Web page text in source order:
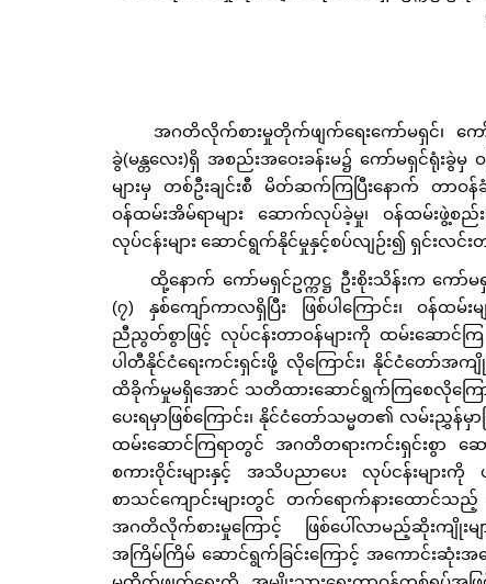
အဂတိလိုက်စားမှုတိုက်ဖျက်ရေးကော်မရှင်၊ ကေ
ခွဲ(မန္တလေး)ရှိ အစည်းအဝေးခန်းမ၌ ကော်မရှင်ရုံး
များမှ တစ်ဦးချင်းစီ မိတ်ဆက်ကြပြီးနောက် တာ
ဝန်ထမ်းအိမ်ရာများ ဆောက်လုပ်ခဲ့မှု၊ ဝန်ထမ်းဖွဲ့စည်
လုပ်ငန်းများ ဆောင်ရွက်နိုင်မှုနှင့်စပ်လျဉ်း၍ ရှင်းလင်း
ထို့နောက် ကော်မရှင်ဥက္ကဋ္ဌ ဦးစိုးသိန်းက ကော်
(၇) နှစ်ကျော်ကာလရှိပြီး ဖြစ်ပါကြောင်း၊ ဝန်ထမ်
ညီညွတ်စွာဖြင့် လုပ်ငန်းတာဝန်များကို ထမ်းဆောင်က
ပါတီနိုင်ငံရေးကင်းရှင်းဖို့ လိုကြောင်း၊ နိုင်ငံတော်အက
ထိခိုက်မှုမရှိအောင် သတိထားဆောင်ရွက်ကြစေလိုကြေ
ပေးရမှာဖြစ်ကြောင်း၊ နိုင်ငံ‌တော်သမ္မတ၏ လမ်းညွှန်မှ
ထမ်းဆောင်ကြရာတွင် အဂတိတရားကင်းရှင်းစွာ
စကားဝိုင်းများနှင့် အသိပညာပေး လုပ်ငန်းများ
စာသင်ကျောင်းများတွင် တက်ရောက်နားထောင်သည့်
အဂတိလိုက်စားမှုကြောင့် ဖြစ်ပေါ်လာမည့်ဆိုးကျို
အကြိမ်ကြိမ် ဆောင်ရွက်ခြင်းကြောင့် အကောင်းဆုံးအ